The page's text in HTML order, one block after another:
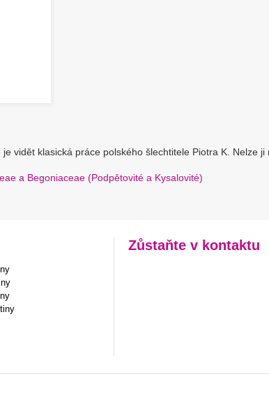
vidět klasická práce polského šlechtitele Piotra K. Nelze ji
a Begoniaceae (Podpětovité a Kysalovité)
Zůstaňte v kontaktu